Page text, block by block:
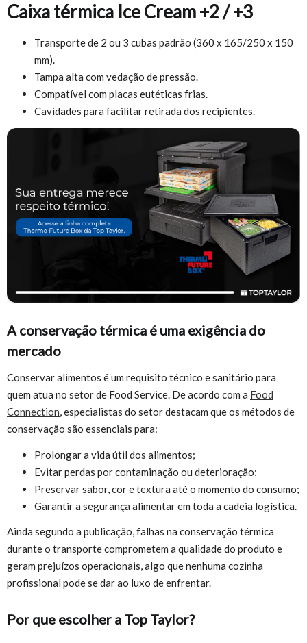
Caixa térmica Ice Cream +2 / +3
Transporte de 2 ou 3 cubas padrão (360 x 165/250 x 150
mm).
Tampa alta com vedação de pressão.
Compatível com placas eutéticas frias.
Cavidades para facilitar retirada dos recipientes.
A conservação térmica é uma exigência do
mercado
Conservar alimentos é um requisito técnico e sanitário para
quem atua no setor de Food Service. De acordo com a Food
Connection, especialistas do setor destacam que os métodos de
conservação são essenciais para:
Prolongar a vida útil dos alimentos;
Evitar perdas por contaminação ou deterioração;
Preservar sabor, cor e textura até o momento do consumo;
Garantir a segurança alimentar em toda a cadeia logística.
Ainda segundo a publicação, falhas na conservação térmica
durante o transporte comprometem a qualidade do produto e
geram prejuízos operacionais, algo que nenhuma cozinha
profissional pode se dar ao luxo de enfrentar.
Por que escolher a Top Taylor?